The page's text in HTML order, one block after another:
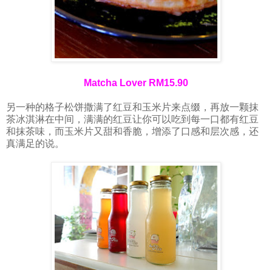
Matcha Lover RM15.90
另一种的格子松饼撒满了红豆和玉米片来点缀，再放一颗抹
茶冰淇淋在中间，满满的红豆让你可以吃到每一口都有红豆
和抹茶味，而玉米片又甜和香脆，增添了口感和层次感，还
真满足的说。